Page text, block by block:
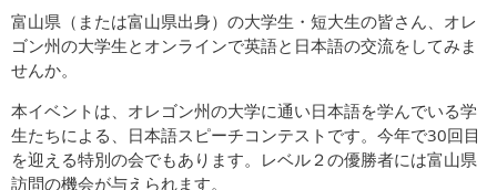
富山県（または富山県出身）の大学生・短大生の皆さん、オレ
ゴン州の大学生とオンラインで英語と日本語の交流をしてみま
せんか。
本イベントは、オレゴン州の大学に通い日本語を学んでいる学
生たちによる、日本語スピーチコンテストです。今年で30回目
を迎える特別の会でもあります。レベル２の優勝者には富山県
訪問の機会が与えられます。